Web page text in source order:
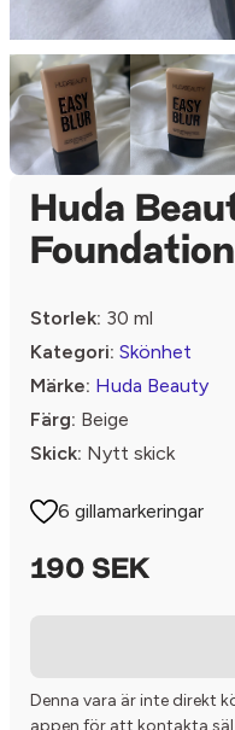
Huda
Storlek: 30 ml
Kategori: Skönhet
Märke: Huda Beauty
Färg: Beige
Skick: Nytt skick
6 gillamarkeringar
190 SEK
Denna vara är inte direkt
appen för att kontakta